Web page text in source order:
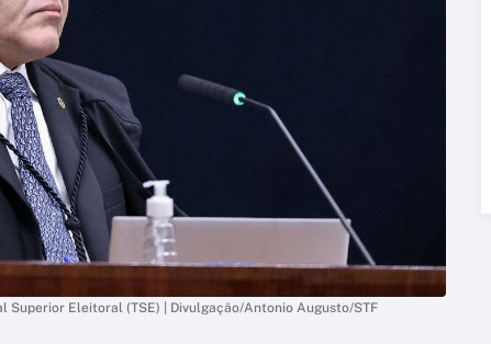
Superior Eleitoral (TSE) | Divulgação/Antonio Augusto/STF